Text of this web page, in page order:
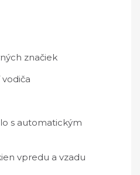
značiek
s automatickým
vpredu a vzadu